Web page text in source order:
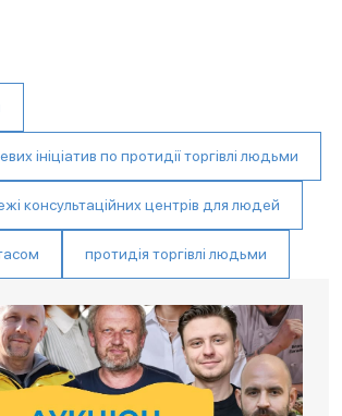
ініціатив по протидії торгівлі людьми
консультаційних центрів для людей
протидія торгівлі людьми